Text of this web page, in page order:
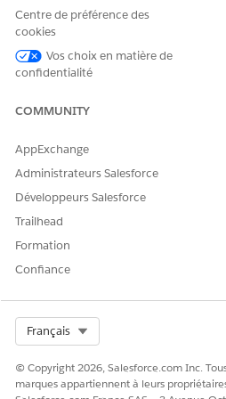
adresse e-mail et les mécanismes
consultez
VOIR ÉGALEMENT :
CET ARTICLE A-T-IL RÉSOLU
Centre de préférence des
cookies
Vos choix en matière de
confidentialité
COMMUNITY
AppExchange
Administrateurs Salesforce
Développeurs Salesforce
Trailhead
Formation
Confiance
Français
© Copyright 2026, Salesforce.com Inc.
marques appartiennent à leurs